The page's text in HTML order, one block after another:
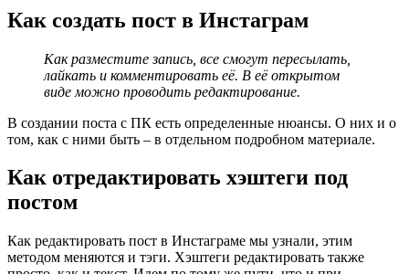
Как создать пост в Инстаграм
Как разместите запись, все смогут пересылать,
лайкать и комментировать её. В её открытом
виде можно проводить редактирование.
В создании поста с ПК есть определенные нюансы. О них и о
том, как с ними быть – в отдельном подробном материале.
Как отредактировать хэштеги под
постом
Как редактировать пост в Инстаграме мы узнали, этим
методом меняются и тэги. Хэштеги редактировать также